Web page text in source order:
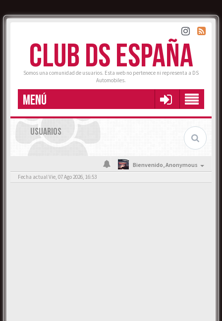
CLUB DS ESPAÑA
Somos una comunidad de usuarios. Esta web no pertenece ni representa a DS
Automobiles.
MENÚ
USUARIOS
Bienvenido,Anonymous
Fecha actual Vie, 07 Ago 2026, 16:53